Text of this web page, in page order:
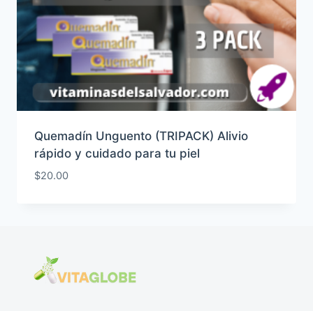
Quemadín Unguento (TRIPACK) Alivio
rápido y cuidado para tu piel
$20.00